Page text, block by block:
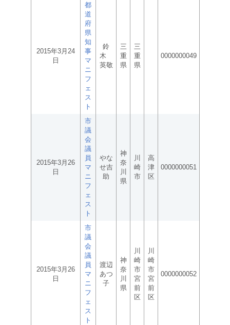
2015年3月24
日
都
道
府
県
知
事
マ
ニ
フ
ェ
ス
ト
鈴
木
英敬
三
重
県
三
重
県
0000000049
2015年3月26
日
市
議
会
議
員
マ
ニ
フ
ェ
ス
ト
やな
せ吉
助
神
奈
川
県
川
崎
市
高
津
区
0000000051
2015年3月26
日
市
議
会
議
員
マ
ニ
フ
ェ
ス
ト
渡辺
あつ
子
神
奈
川
県
川
崎
市
宮
前
区
川
崎
市
宮
前
区
0000000052